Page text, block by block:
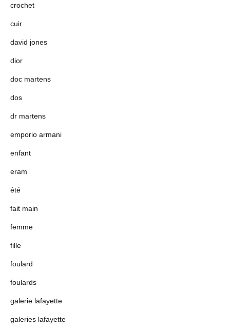
crochet
cuir
david jones
dior
doc martens
dos
dr martens
emporio armani
enfant
eram
été
fait main
femme
fille
foulard
foulards
galerie lafayette
galeries lafayette